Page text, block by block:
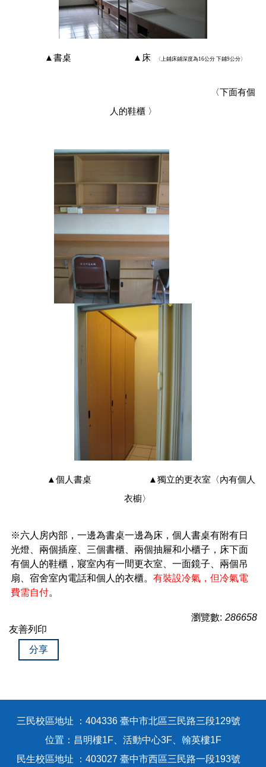
▲書桌 ▲ 床 〈 上鋪床鋪深度為16公分 下鋪9公分〉
〈下面有個
人的鞋櫃 〉
▲個人書桌
▲獨立的更衣室〈內有個人
衣櫥〉
※六人房內部，一邊為書桌一邊為床，個人書桌有附有日
光燈、兩個插座、三個書櫃、兩個抽屜和小櫃子，床下面
有個人的鞋櫃，寢室內有一間更衣室、一面鏡子、兩個吊
扇、宿舍室內電話和個人的衣櫃。 有裝設冷氣，但冷氣電
費需自付。
瀏覽數: 286658
友善列印
分享
三民校區地址 ：404336 臺中市北區三民路三段129號
位置：昌明樓1F、活動中心3F、翰英樓1F
民生校區地址 ：403027 臺中市西區三民路一段193號